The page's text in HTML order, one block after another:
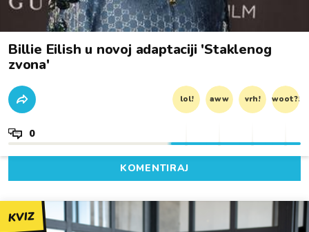
Billie Eilish u novoj adaptaciji 'Staklenog
zvona'
lol! aww vrh! woot?!
0
KOMENTIRAJ
KVIZ